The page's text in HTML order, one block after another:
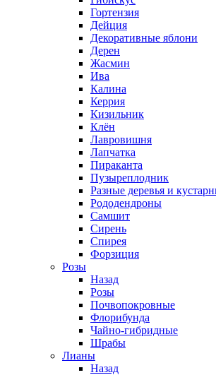
Гортензия
Дейция
Декоративные яблони
Дерен
Жасмин
Ива
Калина
Керрия
Кизильник
Клён
Лавровишня
Лапчатка
Пираканта
Пузыреплодник
Разные деревья и
Рододендроны
Самшит
Сирень
Спирея
Форзиция
Розы
Назад
Розы
Почвопокровные
Флорибунда
Чайно-гибридные
Шрабы
Лианы
Назад